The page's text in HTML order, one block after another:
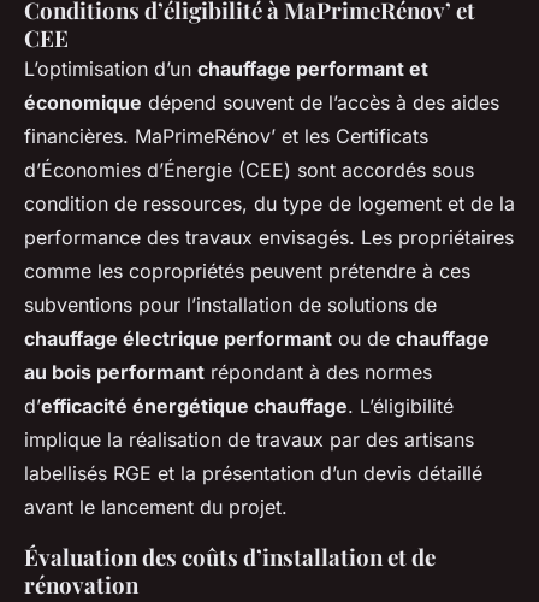
Conditions d’éligibilité à MaPrimeRénov’ et
CEE
L’optimisation d’un chauffage performant et
économique dépend souvent de l’accès à des aides
financières. MaPrimeRénov’ et les Certificats
d’Économies d’Énergie (CEE) sont accordés sous
condition de ressources, du type de logement et de la
performance des travaux envisagés. Les propriétaires
comme les copropriétés peuvent prétendre à ces
subventions pour l’installation de solutions de
chauffage électrique performant ou de chauffage
au bois performant répondant à des normes
d’efficacité énergétique chauffage. L’éligibilité
implique la réalisation de travaux par des artisans
labellisés RGE et la présentation d’un devis détaillé
avant le lancement du projet.
Évaluation des coûts d’installation et de
rénovation